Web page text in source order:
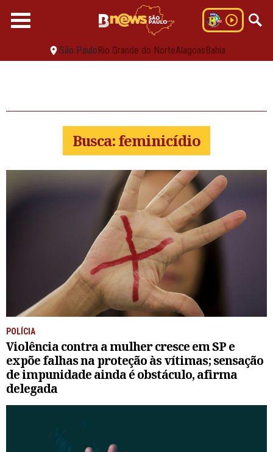
São PauloRio Grande do NorteAlagoasBahia
Busca: feminicídio
POLÍCIA
Violência contra a mulher cresce em SP e
expõe falhas na proteção às vítimas; sensação
de impunidade ainda é obstáculo, afirma
delegada